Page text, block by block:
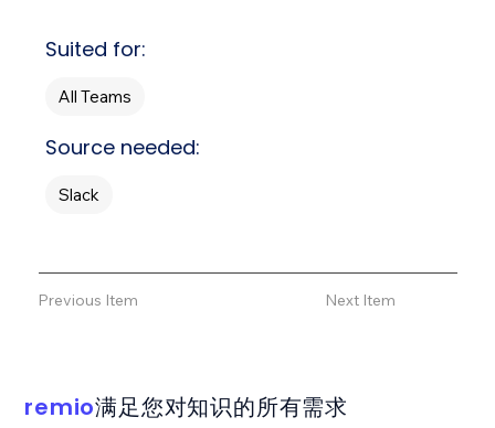
Suited for:
All Teams
Source needed:
Slack
Previous Item Next Item
remio满足您对知识的所有需求